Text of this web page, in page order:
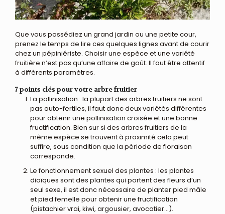
Que vous possédiez un grand jardin ou une petite cour,
prenez le temps de lire ces quelques lignes avant de courir
chez un pépiniériste. Choisir une espèce et une variété
fruitière n’est pas qu’une affaire de goût. Il faut être attentif
à différents paramètres.
7 points clés pour votre arbre fruitier
La pollinisation : la plupart des arbres fruitiers ne sont
pas auto-fertiles, il faut donc deux variétés différentes
pour obtenir une pollinisation croisée et une bonne
fructification. Bien sur si des arbres fruitiers de la
même espèce se trouvent à proximité cela peut
suffire, sous condition que la période de floraison
corresponde.
Le fonctionnement sexuel des plantes : les plantes
dioïques sont des plantes qui portent des fleurs d’un
seul sexe, il est donc nécessaire de planter pied mâle
et pied femelle pour obtenir une fructification
(pistachier vrai, kiwi, argousier, avocatier…).